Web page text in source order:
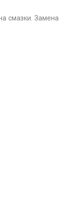
смазки. Замена